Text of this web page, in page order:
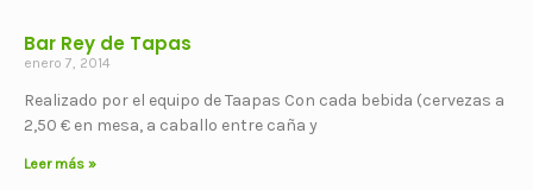
Bar Rey de Tapas
enero 7, 2014
Realizado por el equipo de Taapas Con cada bebida (cervezas a
2,50 € en mesa, a caballo entre caña y
Leer más »